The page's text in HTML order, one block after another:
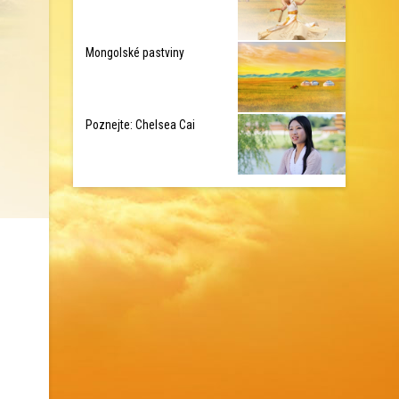
Mongolské pastviny
Poznejte: Chelsea Cai